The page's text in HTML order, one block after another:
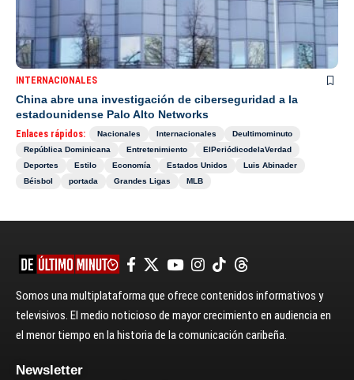
INTERNACIONALES
China abre una investigación de ciberseguridad a la
estadounidense Palo Alto Networks
Enlaces rápidos: Nacionales Internacionales
Deultimominuto
República Dominicana
Entretenimiento
ElPeriódicodelaVerdad
Deportes
Estilo Economía Estados Unidos
Luis Abinader
Béisbol
portada Grandes Ligas MLB
Somos una multiplataforma que ofrece contenidos informativos y
televisivos. El medio noticioso de mayor crecimiento en audiencia en
el menor tiempo en la historia de la comunicación caribeña.
Newsletter